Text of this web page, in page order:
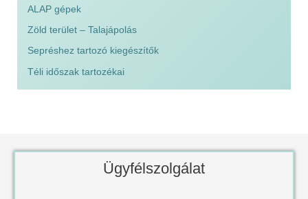
ALAP gépek
Zöld terület – Talajápolás
Sepréshez tartozó kiegészítők
Téli időszak tartozékai
Ügyfélszolgálat